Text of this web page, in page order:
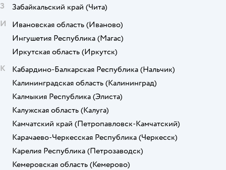
З
Забайкальский край (Чита)
И
Ивановская область (Иваново)
Ингушетия Республика (Магас)
Иркутская область (Иркутск)
К
Кабардино-Балкарская Республика (Нальчик)
Калининградская область (Калининград)
Калмыкия Республика (Элиста)
Калужская область (Калуга)
Камчатский край (Петропавловск-Камчатский)
Карачаево-Черкесская Республика (Черкесск)
Карелия Республика (Петрозаводск)
Кемеровская область (Кемерово)